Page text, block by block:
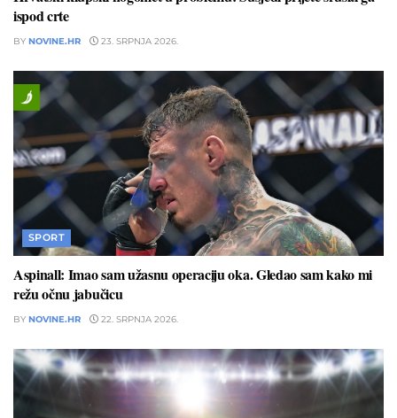
ispod crte
BY NOVINE.HR 23. SRPNJA 2026.
SPORT
Aspinall: Imao sam užasnu operaciju oka. Gledao sam kako mi
režu očnu jabučicu
BY NOVINE.HR 22. SRPNJA 2026.